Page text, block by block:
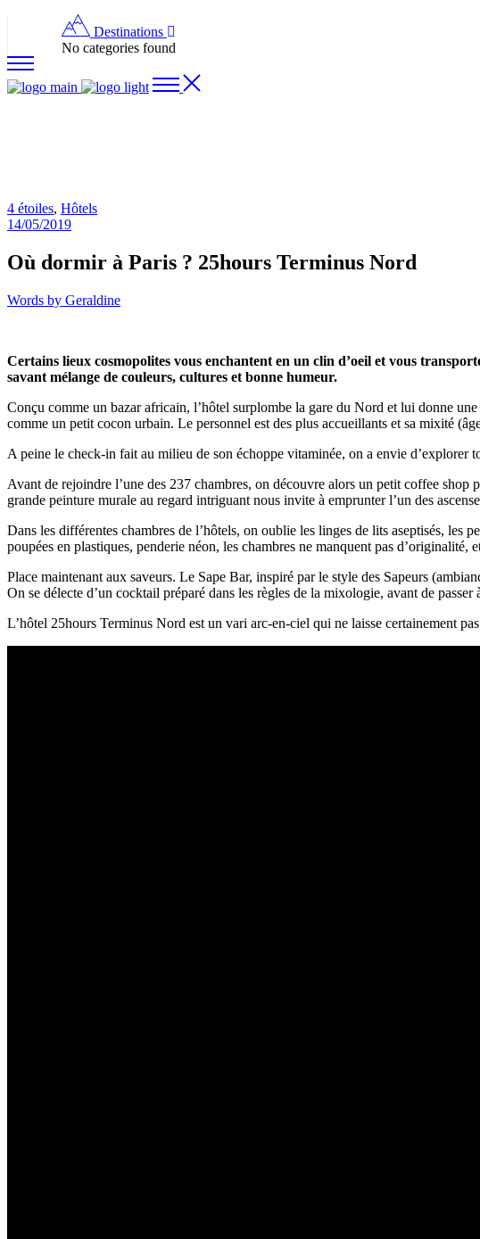
Destinations
No categories found
4 étoiles, Hôtels
14/05/2019
Où dormir à Paris ? 25hours Terminus Nord
Words by Geraldine
Certains lieux cosmopolites vous enchantent en un clin d’oeil et vous
savant mélange de couleurs, cultures et bonne humeur.
Conçu comme un bazar africain, l’hôtel surplombe la gare du Nord et lui donne
comme un petit cocon urbain. Le personnel est des plus accueillants et sa mixité
A peine le check-in fait au milieu de son échoppe vitaminée, on a envie d’explorer
Avant de rejoindre l’une des 237 chambres, on découvre alors un petit coffee
grande peinture murale au regard intriguant nous invite à emprunter l’un des
Dans les différentes chambres de l’hôtels, on oublie les linges de lits aseptisés, les
poupées en plastiques, penderie néon, les chambres ne manquent pas d’originalité,
Place maintenant aux saveurs. Le Sape Bar, inspiré par le style des Sapeurs
On se délecte d’un cocktail préparé dans les règles de la mixologie, avant de
L’hôtel 25hours Terminus Nord est un vari arc-en-ciel qui ne laisse certainement